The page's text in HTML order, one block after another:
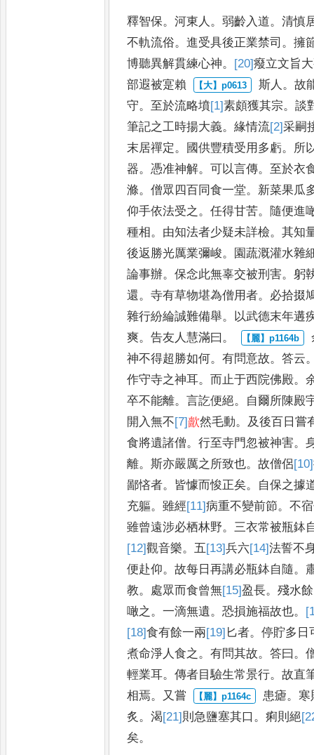
釋智保。河東人 。弱齡入道。清慎
不軌流俗。進受具後正業禁司 。擁
博聽異解貫練心神。 [20]癈立文旨
部遐被寔賴
斯人 。故
守。至於流略墳[1]素頗獲其宗。談
筆記之工時揚大義。緣情流[2]采嗣
末居禪定 。 國供豐積受用多虧。 所
器。 憑准神解。可以言傳。至於衣
滌。僧眾四百同食一堂。 新菜果瓜
仰手依法受之 。任得甘苦。 隨便進
種相。 由知法者少疑未詳檢。其知
後返勝光厲業彌峻。 園蔬溉灌水雜
論事辦。保念此無辜交被刑害。躬
還 。寺有草物堪為僧用者。 必拾掇
雜行紛綸誠難備舉。 以武德末年遘
爽。告友人慧滿曰 。
神不得超勝如何。有問意故。答云
作守寺之神耳。而止于西院佛殿。
卒不能離。言訖便絕。
自爾所陳殿
開入無不[7]㱇然毛動。
及後百日嘗
食將遺諸僧。行至寺門忽被神害。
離。斯亦嚴厲之 所致也。故僧侶[10]
鄙悋者。 皆懅而悛正矣。
自保之據
充軀。雖經[11]病重不變前節。不
雖曾遠涉必栖林野。 三衣常被瓶鉢
[12]觀音樂。 五[13]兵六[14]法誓不
便赴仰。故每日再講必瓶鉢自隨。
教。 處眾而食曾無[15]盈長。殘水餘
噉之 。一滴無遺。恐損施福故也。
[18]食有餘一兩[19] 匕者。停貯多日
煮命淨人食之 。有問其故。答曰 。
輕業耳。傳者目驗生常景行。故直
相焉。 又嘗 患瘧。 寒
炙 。渴[21]則 急鹽塞其口 。痢則絕
矣。